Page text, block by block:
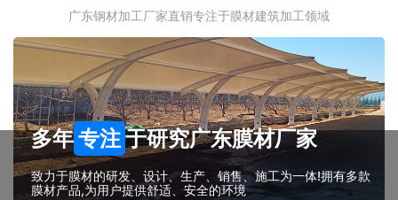
广东钢材加工厂家直销专注于膜材建筑加工领域
多年专注于研究广东膜材厂家
致力于膜材的研发、设计、生产、销售、施工为一体!拥有多款
膜材产品,为用户提供舒适、安全的环境